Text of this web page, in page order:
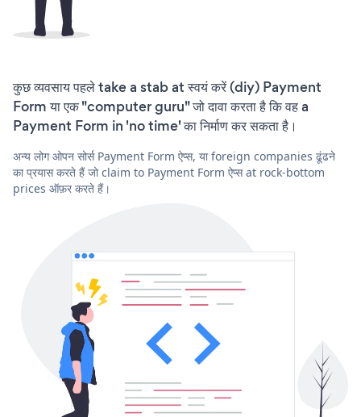
कुछ व्यवसाय पहले take a stab at स्वयं करें (diy) Payment
Form या एक "computer guru" जो दावा करता है कि वह a
Payment Form in 'no time' का निर्माण कर सकता है।
अन्य लोग ओपन सोर्स Payment Form ऐप्स, या foreign companies ढूंढने
का प्रयास करते हैं जो claim to Payment Form ऐप्स at rock-bottom
prices ऑफ़र करते हैं।